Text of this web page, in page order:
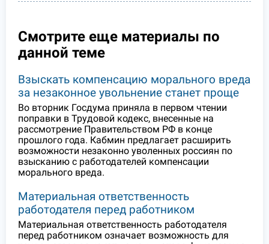
Смотрите еще материалы по
данной теме
Взыскать компенсацию морального вреда
за незаконное увольнение станет проще
Во вторник Госдума приняла в первом чтении
поправки в Трудовой кодекс, внесенные на
рассмотрение Правительством РФ в конце
прошлого года. Кабмин предлагает расширить
возможности незаконно уволенных россиян по
взысканию с работодателей компенсации
морального вреда.
Материальная ответственность
работодателя перед работником
Материальная ответственность работодателя
перед работником означает возможность для